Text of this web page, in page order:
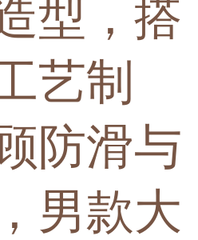
型，搭
艺制
防滑与
男款大